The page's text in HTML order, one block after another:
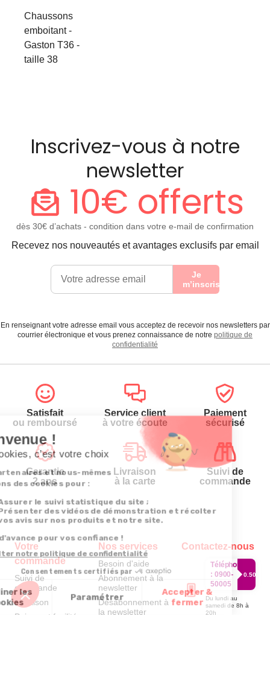
Chaussons
emboitant -
Gaston T36 -
taille 38
Inscrivez-vous à notre
newsletter
10€ offerts
dès 30€ d’achats - condition dans votre e-mail de confirmation
Recevez nos nouveautés et avantages exclusifs par email
Je
m’inscris
En renseignant votre adresse email vous acceptez de recevoir nos newsletters par
courrier électronique et vous prenez connaissance de notre politique de
confidentialité
Satisfait
ou remboursé
Service client
à votre écoute
Paiement
sécurisé
Garantie
2 ans
Livraison
à la carte
Suivi de
commande
Votre
commande
Suivi de
commande
Livraison
Paiement facilité
Nos services
Besoin d'aide
Abonnement à la
newsletter
Désabonnement à
la newsletter
Contactez-nous
Téléphone
: 0900-
50005
0.50€/
Du lundi au
samedi de 8h à
20h